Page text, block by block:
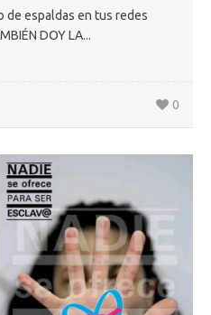
de espaldas en tus redes
DOY LA...
0